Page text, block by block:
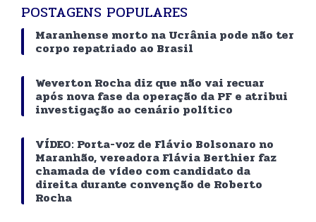
POSTAGENS POPULARES
Maranhense morto na Ucrânia pode não ter
corpo repatriado ao Brasil
Weverton Rocha diz que não vai recuar
após nova fase da operação da PF e atribui
investigação ao cenário político
VÍDEO: Porta-voz de Flávio Bolsonaro no
Maranhão, vereadora Flávia Berthier faz
chamada de vídeo com candidato da
direita durante convenção de Roberto
Rocha